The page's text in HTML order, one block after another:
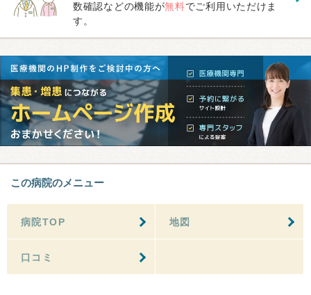
数確認などの機能が無料でご利用いただけま
す。
この病院のメニュー
病院TOP 地図
口コミ